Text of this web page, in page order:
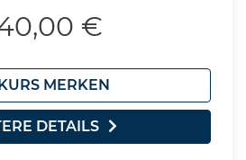
€
MERKEN
DETAILS